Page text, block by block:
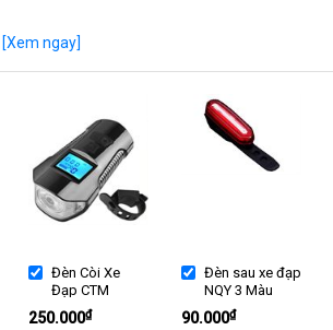
[Xem ngay]
Đèn Còi Xe
Đạp CTM
250.000₫
Đèn sau xe đạp
NQY 3 Màu
90.000₫